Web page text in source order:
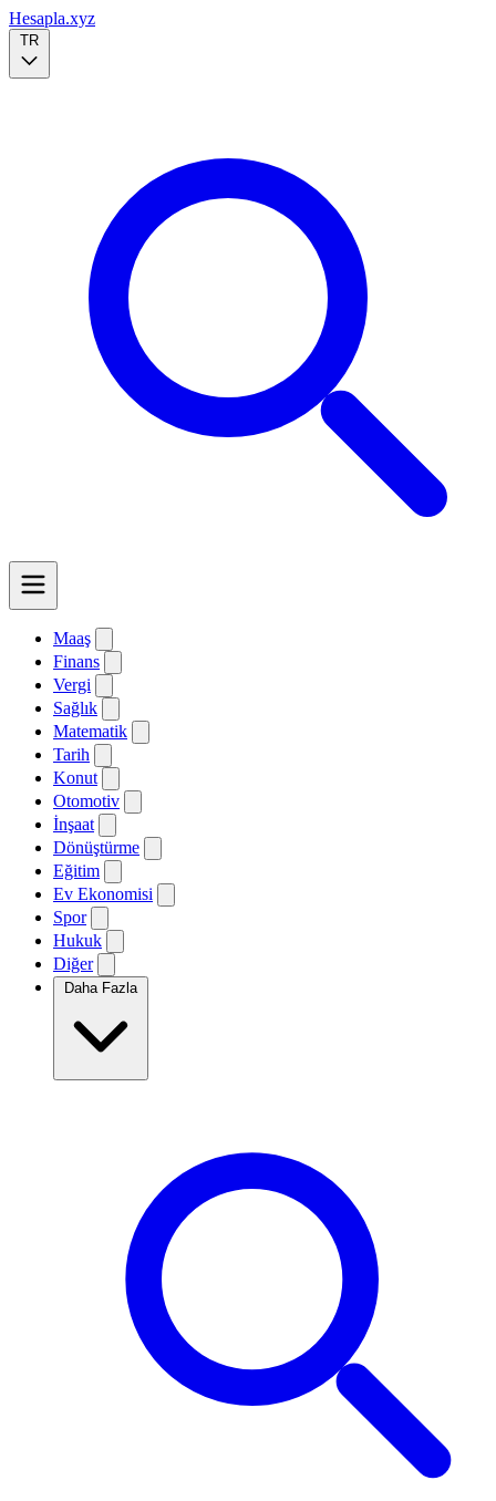
Hesapla.xyz
TR
Maaş
Finans
Vergi
Sağlık
Matematik
Tarih
Konut
Otomotiv
İnşaat
Dönüştürme
Eğitim
Ev Ekonomisi
Spor
Hukuk
Diğer
Daha Fazla